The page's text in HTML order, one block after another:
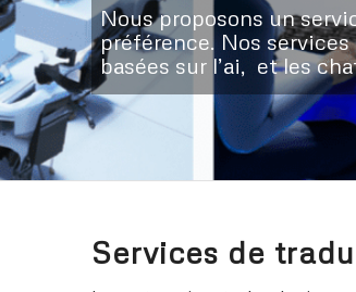
Nous proposons un
préférence. Nos
basées sur l’ai, et les
Services de